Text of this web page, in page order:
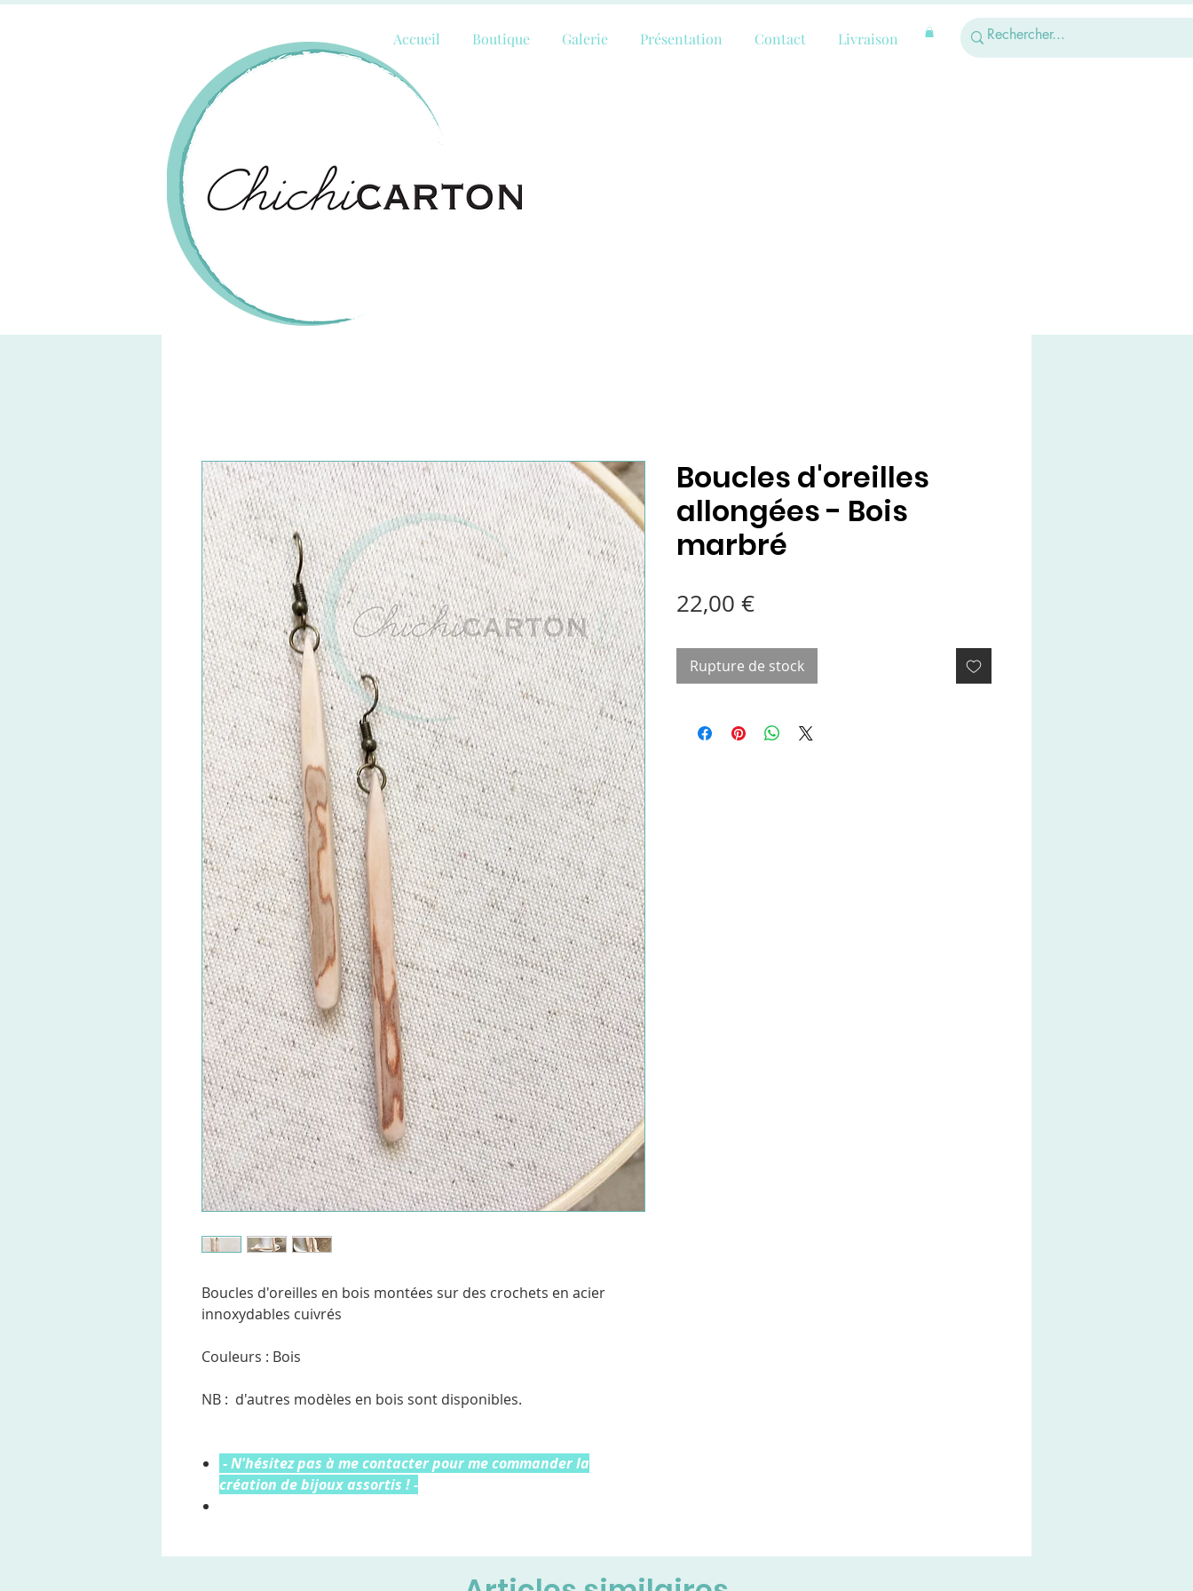
Accueil Boutique Galerie Présentation Contact Livraison
Boucles d'oreilles en bois montées sur des crochets en acier
innoxydables cuivrés
Couleurs : Bois
NB : d'autres modèles en bois sont disponibles.
- N'hésitez pas à me contacter pour me commander la
création de bijoux assortis ! -
Boucles d'oreilles
allongées - Bois
marbré
22,00 €Prix
Rupture de stock